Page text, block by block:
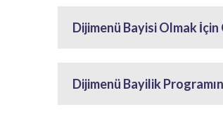
Dijimenü Bayisi Olmak
Dijimenü Bayilik